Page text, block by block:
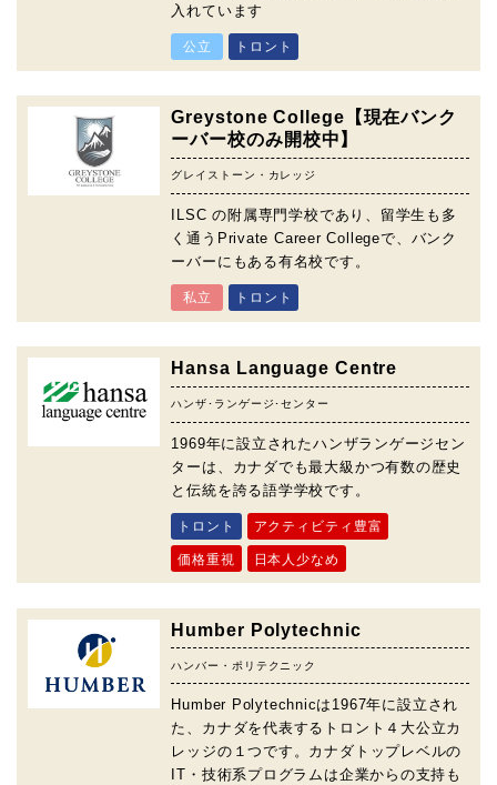
入れています
公立 トロント
Greystone College【現在バンク
ーバー校のみ開校中】
グレイストーン・カレッジ
ILSC の附属専門学校であり、留学生も多
く通うPrivate Career Collegeで、バンク
ーバーにもある有名校です。
私立 トロント
Hansa Language Centre
ハンザ･ランゲージ･センター
1969年に設立されたハンザランゲージセン
ターは、カナダでも最大級かつ有数の歴史
と伝統を誇る語学学校です。
トロント アクティビティ豊富
価格重視 日本人少なめ
Humber Polytechnic
ハンバー・ポリテクニック
Humber Polytechnicは1967年に設立され
た、カナダを代表するトロント４大公立カ
レッジの１つです。カナダトップレベルの
IT・技術系プログラムは企業からの支持も